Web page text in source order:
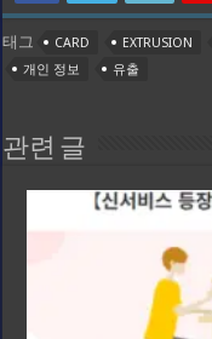
태그 CARD EXTRUSION
개인 정보
유출
관련 글